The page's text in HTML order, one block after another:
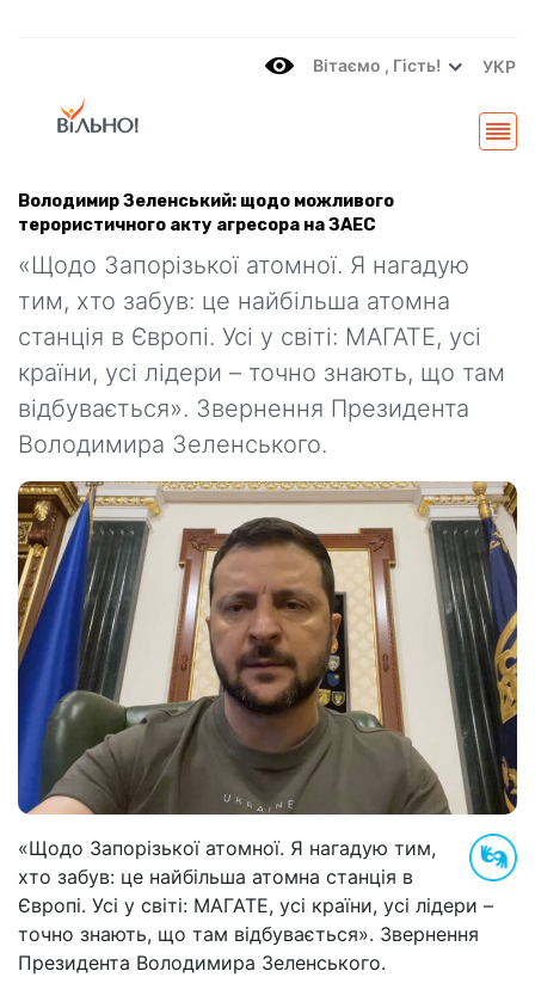
Вітаємo , Гість! УКР
Володимир Зеленський: щодо можливого
терористичного акту агресора на ЗАЕС
«Щодо Запорізької атомної. Я нагадую
тим, хто забув: це найбільша атомна
станція в Європі. Усі у світі: МАГАТЕ, усі
країни, усі лідери – точно знають, що там
відбувається». Звернення Президента
Володимира Зеленського.
«Щодо Запорізької атомної. Я нагадую тим,
хто забув: це найбільша атомна станція в
Європі. Усі у світі: МАГАТЕ, усі країни, усі лідери –
точно знають, що там відбувається». Звернення
Президента Володимира Зеленського.